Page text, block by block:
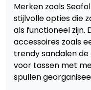
Merken zoals
stijlvolle opties die
als functioneel zijn.
accessoires zoals
trendy sandalen
voor tassen met
spullen